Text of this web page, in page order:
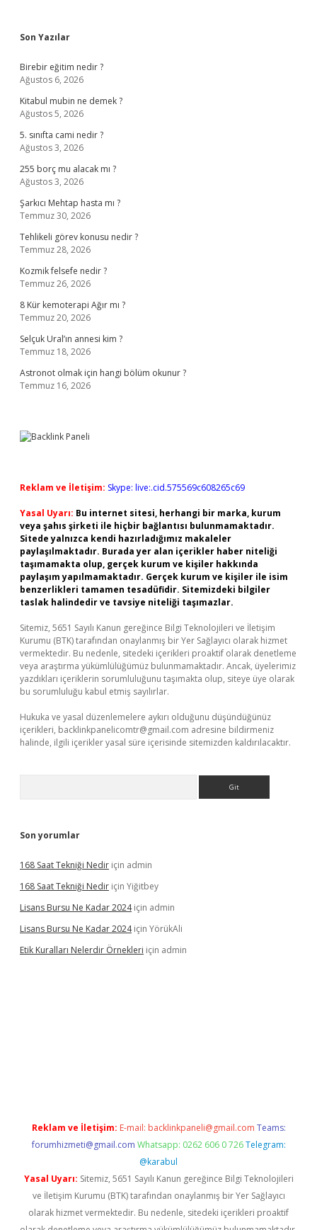
Sidebar
Son Yazılar
Birebir eğitim nedir ?
Ağustos 6, 2026
Kitabul mubin ne demek ?
Ağustos 5, 2026
5. sınıfta cami nedir ?
Ağustos 3, 2026
255 borç mu alacak mı ?
Ağustos 3, 2026
Şarkıcı Mehtap hasta mı ?
Temmuz 30, 2026
Tehlikeli görev konusu nedir ?
Temmuz 28, 2026
Kozmik felsefe nedir ?
Temmuz 26, 2026
8 Kür kemoterapi Ağır mı ?
Temmuz 20, 2026
Selçuk Ural’ın annesi kim ?
Temmuz 18, 2026
Astronot olmak için hangi bölüm okunur ?
Temmuz 16, 2026
Reklam ve İletişim: Skype: live:.cid.575569c608265c69
Yasal Uyarı: Bu internet sitesi, herhangi bir marka, kurum
veya şahıs şirketi ile hiçbir bağlantısı bulunmamaktadır.
Sitede yalnızca kendi hazırladığımız makaleler
paylaşılmaktadır. Burada yer alan içerikler haber niteliği
taşımamakta olup, gerçek kurum ve kişiler hakkında
paylaşım yapılmamaktadır. Gerçek kurum ve kişiler ile isim
benzerlikleri tamamen tesadüfidir. Sitemizdeki bilgiler
taslak halindedir ve tavsiye niteliği taşımazlar.
Sitemiz, 5651 Sayılı Kanun gereğince Bilgi Teknolojileri ve İletişim
Kurumu (BTK) tarafından onaylanmış bir Yer Sağlayıcı olarak hizmet
vermektedir. Bu nedenle, sitedeki içerikleri proaktif olarak denetleme
veya araştırma yükümlülüğümüz bulunmamaktadır. Ancak, üyelerimiz
yazdıkları içeriklerin sorumluluğunu taşımakta olup, siteye üye olarak
bu sorumluluğu kabul etmiş sayılırlar.
Hukuka ve yasal düzenlemelere aykırı olduğunu düşündüğünüz
içerikleri, backlinkpanelicomtr@gmail.com adresine bildirmeniz
halinde, ilgili içerikler yasal süre içerisinde sitemizden kaldırılacaktır.
Son yorumlar
168 Saat Tekniği Nedir için admin
168 Saat Tekniği Nedir için Yiğitbey
Lisans Bursu Ne Kadar 2024için admin
Lisans Bursu Ne Kadar 2024için YörükAli
Etik Kuralları Nelerdir Örnekleri için admin
Reklam ve İletişim: E-mail: backlinkpaneli@gmail.com Teams:
forumhizmeti@gmail.com Whatsapp: 0262 606 0 726 Telegram:
@karabul
Yasal Uyarı: Sitemiz, 5651 Sayılı Kanun gereğince Bilgi Teknolojileri
ve İletişim Kurumu (BTK) tarafından onaylanmış bir Yer Sağlayıcı
olarak hizmet vermektedir. Bu nedenle, sitedeki içerikleri proaktif